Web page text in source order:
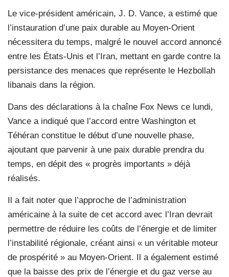
Le vice-président américain, J. D. Vance, a estimé que
l’instauration d’une paix durable au Moyen-Orient
nécessitera du temps, malgré le nouvel accord annoncé
entre les États-Unis et l’Iran, mettant en garde contre la
persistance des menaces que représente le Hezbollah
libanais dans la région.
Dans des déclarations à la chaîne Fox News ce lundi,
Vance a indiqué que l’accord entre Washington et
Téhéran constitue le début d’une nouvelle phase,
ajoutant que parvenir à une paix durable prendra du
temps, en dépit des « progrès importants » déjà
réalisés.
Il a fait noter que l’approche de l’administration
américaine à la suite de cet accord avec l’Iran devrait
permettre de réduire les coûts de l’énergie et de limiter
l’instabilité régionale, créant ainsi « un véritable moteur
de prospérité » au Moyen-Orient. Il a également estimé
que la baisse des prix de l’énergie et du gaz verse au